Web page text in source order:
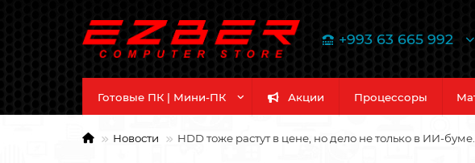
+993 63 665 992
Готовые ПК | Мини-ПК Акции Процессоры
Новости HDD тоже растут в цене, но дело не только в ИИ-